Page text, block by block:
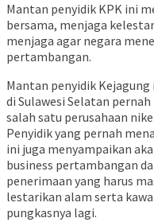
Mantan penyidik KPK ini
bersama, menjaga
menjaga agar negara
pertambangan.
Mantan penyidik
di Sulawesi Selatan
salah satu perusahaan
Penyidik yang pernah
ini juga menyampaikan
business pertambangan
penerimaan yang harus
lestarikan alam serta
pungkasnya lagi.